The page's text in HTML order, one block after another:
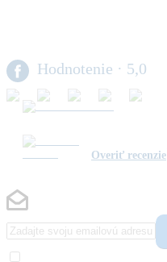
Hodnotenie · 5,0
Overiť recenzie